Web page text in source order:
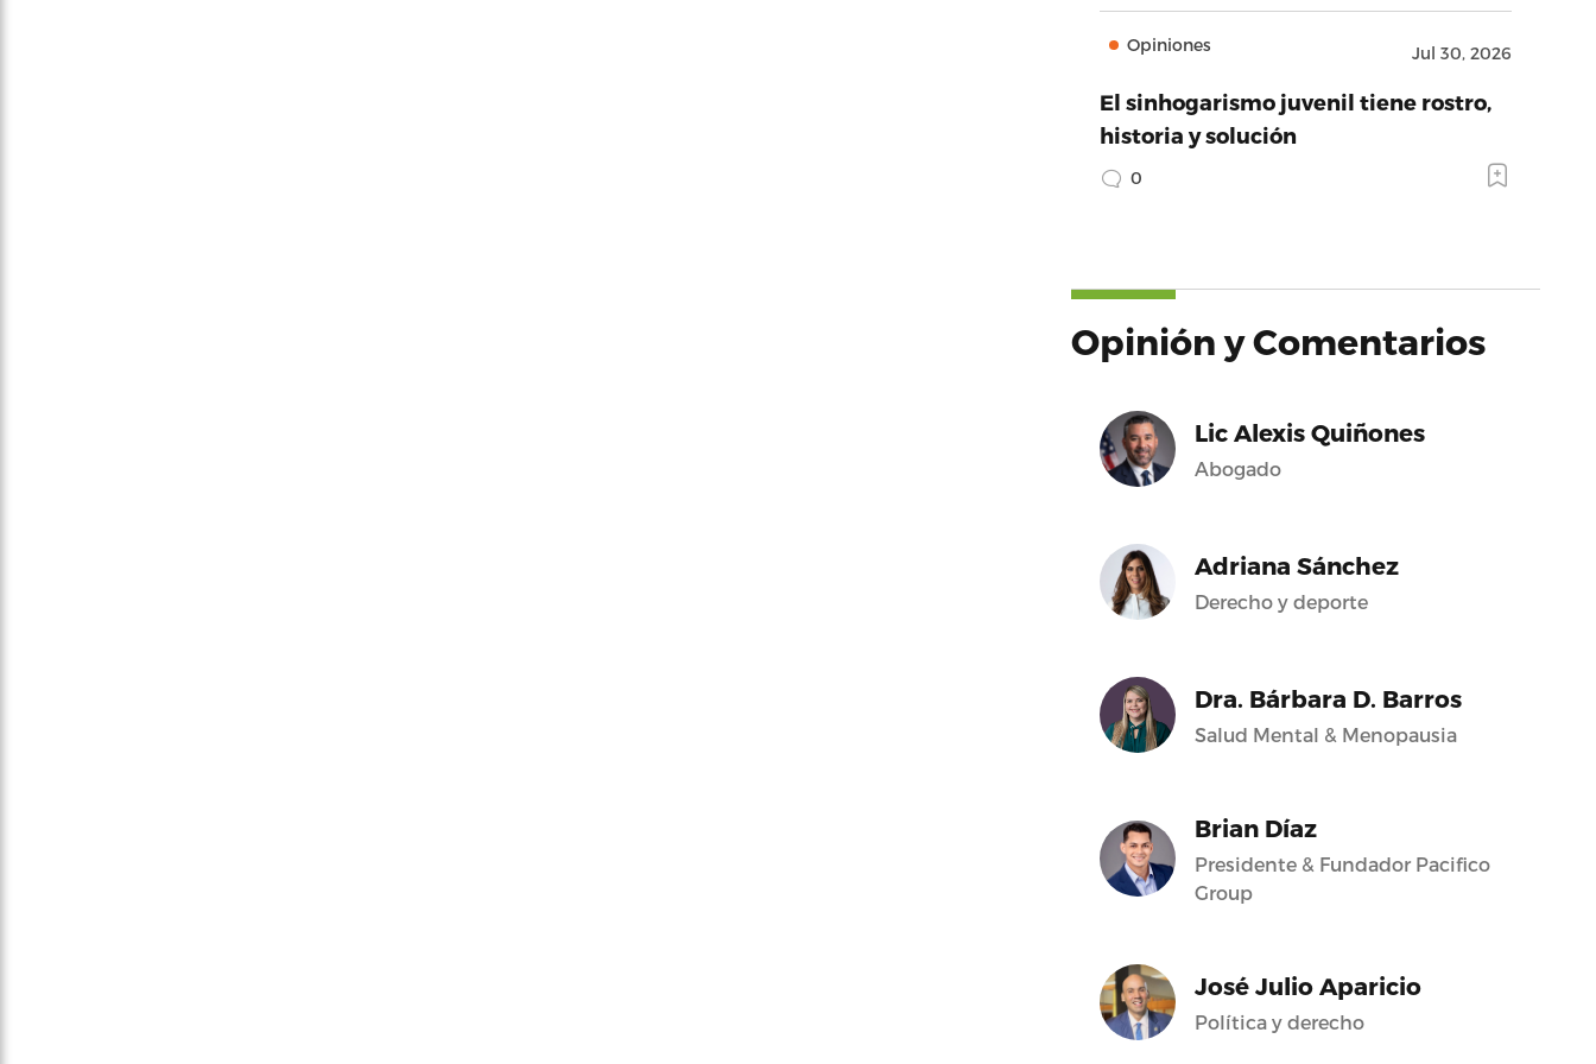
Opiniones Jul 30, 2026
El sinhogarismo juvenil tiene rostro,
historia y solución
0
Opinión y Comentarios
Lic Alexis Quiñones
Abogado
Adriana Sánchez
Derecho y deporte
Dra. Bárbara D. Barros
Salud Mental & Menopausia
Brian Díaz
Presidente & Fundador Pacifico
Group
José Julio Aparicio
Política y derecho